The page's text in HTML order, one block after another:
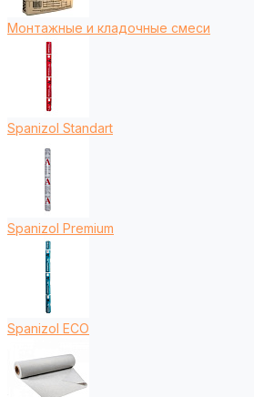
Монтажные и кладочные смеси
Spanizol Standart
Spanizol Premium
Spanizol ECO